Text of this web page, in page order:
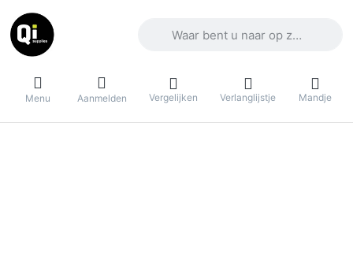
Menu Aanmelden Vergelijken Verlanglijstje Mandje